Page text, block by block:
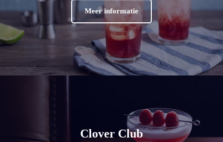
Meer informatie
Clover Club